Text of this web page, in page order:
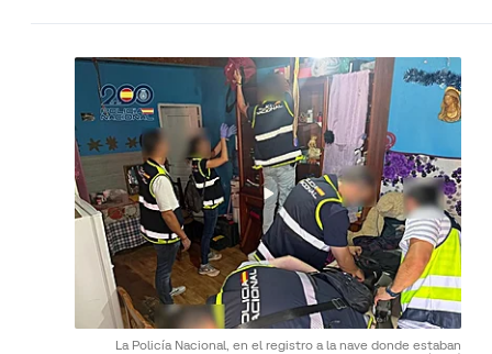
La Policía Nacional, en el registro a la nave donde estaban